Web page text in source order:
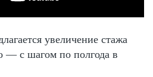
увеличение стажа
— с шагом по полгода в